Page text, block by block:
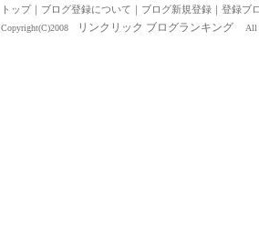
トップ｜ ブログ登録について ｜ ブログ新規登録 ｜ 登録ブ
Copyright(C)2008 リンクリック ブログランキング All